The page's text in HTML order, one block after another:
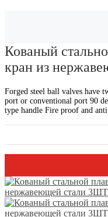
Кованый
кран из
Forged steel ball valves have
port or conventional port 90
type handle Fire proof and